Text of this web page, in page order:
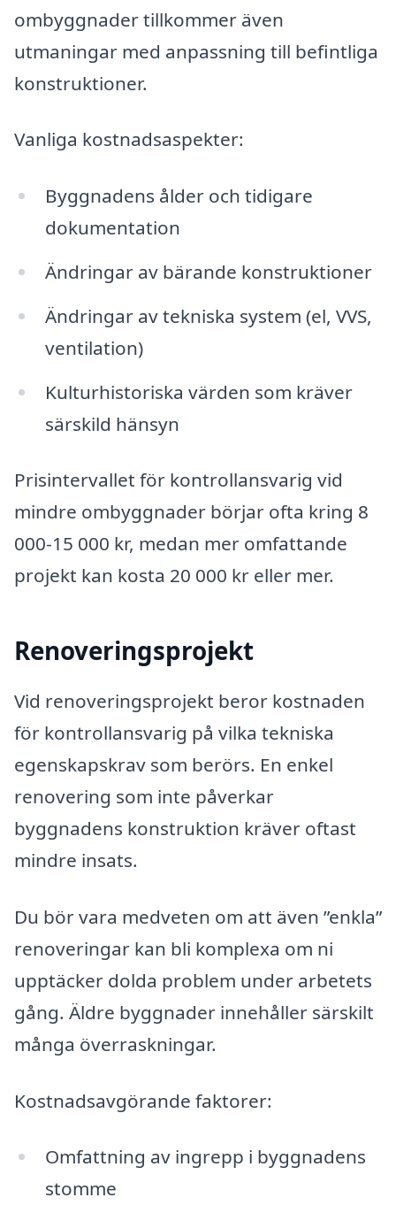
ombyggnader tillkommer även
utmaningar med anpassning till befintliga
konstruktioner.
Vanliga kostnadsaspekter:
Byggnadens ålder och tidigare
dokumentation
Ändringar av bärande konstruktioner
Ändringar av tekniska system (el, VVS,
ventilation)
Kulturhistoriska värden som kräver
särskild hänsyn
Prisintervallet för kontrollansvarig vid
mindre ombyggnader börjar ofta kring 8
000-15 000 kr, medan mer omfattande
projekt kan kosta 20 000 kr eller mer.
Renoveringsprojekt
Vid renoveringsprojekt beror kostnaden
för kontrollansvarig på vilka tekniska
egenskapskrav som berörs. En enkel
renovering som inte påverkar
byggnadens konstruktion kräver oftast
mindre insats.
Du bör vara medveten om att även ”enkla”
renoveringar kan bli komplexa om ni
upptäcker dolda problem under arbetets
gång. Äldre byggnader innehåller särskilt
många överraskningar.
Kostnadsavgörande faktorer:
Omfattning av ingrepp i byggnadens
stomme